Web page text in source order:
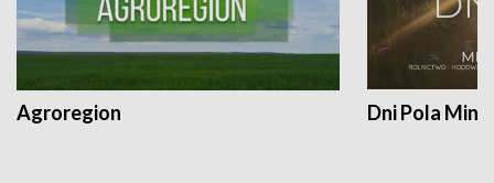
Agroregion Dni Pola